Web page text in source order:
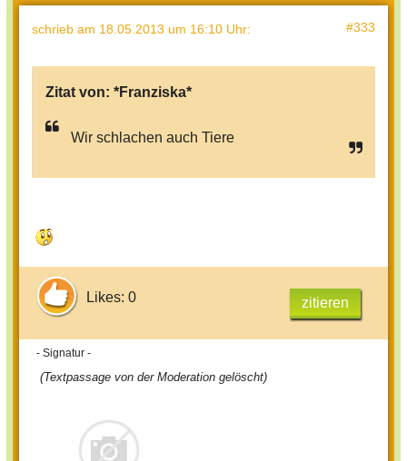
schrieb am 18.05.2013 um 16:10 Uhr: #333
Zitat von: *Franziska*
Wir schlachen auch Tiere
Likes: 0 zitieren
- Signatur -
(Textpassage von der Moderation gelöscht)